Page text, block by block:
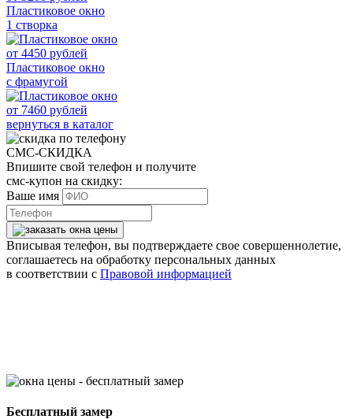
Пластиковое окно
1 створка
от 4450 рублей
Пластиковое окно
с фрамугой
от 7460 рублей
вернуться в каталог
СМС-СКИДКА
Впишите свой телефон и получите
смс-купон на скидку:
Ваше имя
Вписывая телефон, вы подтверждаете свое совершеннолетие,
соглашаетесь на обработку персональных данных
в соответствии с Правовой информацией
Бесплатный замер